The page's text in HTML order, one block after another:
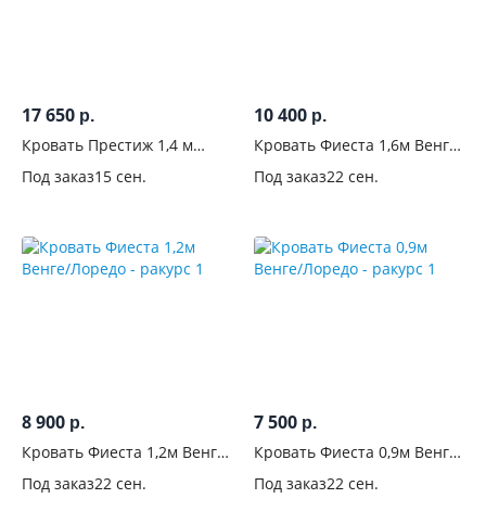
17 650 р.
Кровать Престиж 1,4 м
Под заказ15 сен.
10 400 р.
Кровать Фиеста 1,6м Венге/
Под заказ22 сен.
8 900 р.
Кровать Фиеста 1,2м Венге/
Под заказ22 сен.
7 500 р.
Кровать Фиеста 0,9м Венге/
Под заказ22 сен.